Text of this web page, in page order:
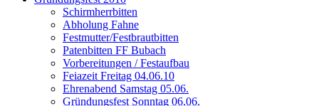
Schirmherrbitten
Abholung Fahne
Festmutter/Festbrautbitten
Patenbitten FF Bubach
Vorbereitungen / Festaufbau
Feiazeit Freitag 04.06.10
Ehrenabend Samstag 05.06.
Gründungsfest Sonntag 06.06.